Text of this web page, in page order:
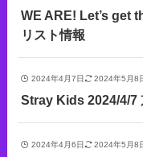
WE ARE! Let’s get
リスト情報
2024年4月7日 2024年5月8
Stray Kids 2024/4/7
2024年4月6日 2024年5月8